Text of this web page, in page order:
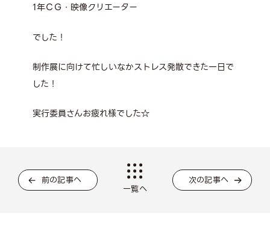
1年ＣＧ・映像クリエーター
でした！
制作展に向けて忙しいなかストレス発散できた一日で
した！
実行委員さんお疲れ様でした☆
前の記事へ
一覧へ
次の記事へ